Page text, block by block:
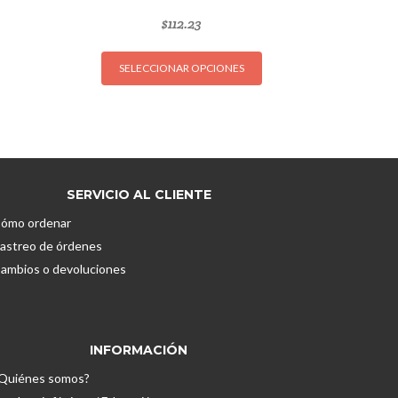
$112.23
SELECCIONAR OPCIONES
Este
Las
SERVICIO AL CLIENTE
ordenar
de órdenes
o devoluciones
INFORMACIÓN
somos?